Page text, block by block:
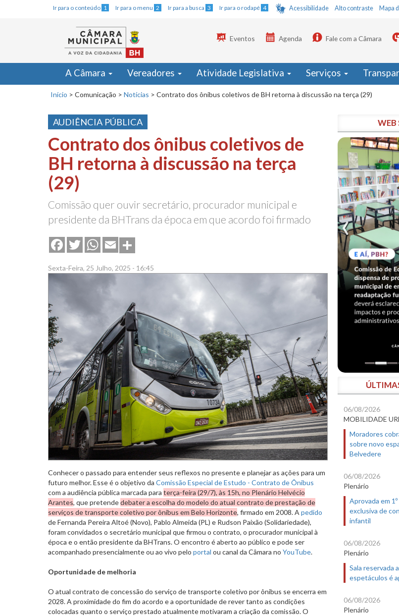
Ir para o conteúdo 1 Ir para o menu 2 Ir para a busca 3 Ir para o rodapé 4 Acessibilidade Alto contraste Mapa
Eventos Agenda Fale com a Câmara
A Câmara Vereadores Atividade Legislativa Serviços
Início > Comunicação > Notícias > Contrato dos ônibus coletivos de BH retorna à discussão na terça (29)
AUDIÊNCIA PÚBLICA
Contrato dos ônibus coletivos de
BH retorna à discussão na terça
(29)
Comissão quer ouvir secretário, procurador municipal e
presidente da BHTrans da época em que acordo foi firmado
FacebookTwitterWhatsApp
Email
Sexta-Feira, 25 Julho, 2025 - 16:45
Conhecer o passado para entender seus reflexos no presente e planejar as ações para um
futuro melhor. Esse é o objetivo da Comissão Especial de Estudo - Contrato de Ônibus
com a audiência pública marcada para terça-feira (29/7), às 15h, no Plenário Helvécio
Arantes, que pretendedebater a escolha do modelo do atual contrato de prestação de
serviços de transporte coletivo por ônibus em Belo Horizonte, firmado em 2008. A pedido
de Fernanda Pereira Altoé (Novo), Pablo Almeida (PL) e Rudson Paixão (Solidariedade),
foram convidados o secretário municipal que firmou o contrato, o procurador municipal à
época e o então presidente da BHTrans. O encontro é aberto ao público e pode ser
acompanhado presencialmente ou ao vivo pelo portal ou canal da Câmara no YouTube.
Oportunidade de melhoria
O atual contrato de concessão do serviço de transporte coletivo por ônibus se encerra em
2028. A proximidade do fim do acordo e a oportunidade de rever tanto as condições
colocadas quanto o serviço prestado atualmente motivaram a criação da comissão. O
WEB
06/08/2026
MOBILIDADE
Moradores
sobre novo
Belvedere
06/08/2026
Plenário
Aprovada em
exclusiva de
infantil
06/08/2026
Plenário
Sala reservada
espetáculos é
06/08/2026
Plenário